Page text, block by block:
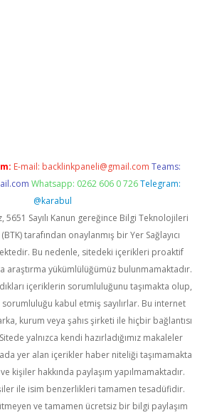
E-mail: backlinkpaneli@gmail.com Teams:
Whatsapp: 0262 606 0 726 Telegram:
@karabul
5651 Sayılı Kanun gereğince Bilgi Teknolojileri
tarafından onaylanmış bir Yer Sağlayıcı
Bu nedenle, sitedeki içerikleri proaktif
araştırma yükümlülüğümüz bulunmamaktadır.
içeriklerin sorumluluğunu taşımakta olup,
kabul etmiş sayılırlar. Bu internet
kurum veya şahıs şirketi ile hiçbir bağlantısı
yalnızca kendi hazırladığımız makaleler
yer alan içerikler haber niteliği taşımamakta
kişiler hakkında paylaşım yapılmamaktadır.
ile isim benzerlikleri tamamen tesadüfidir.
ve tamamen ücretsiz bir bilgi paylaşım